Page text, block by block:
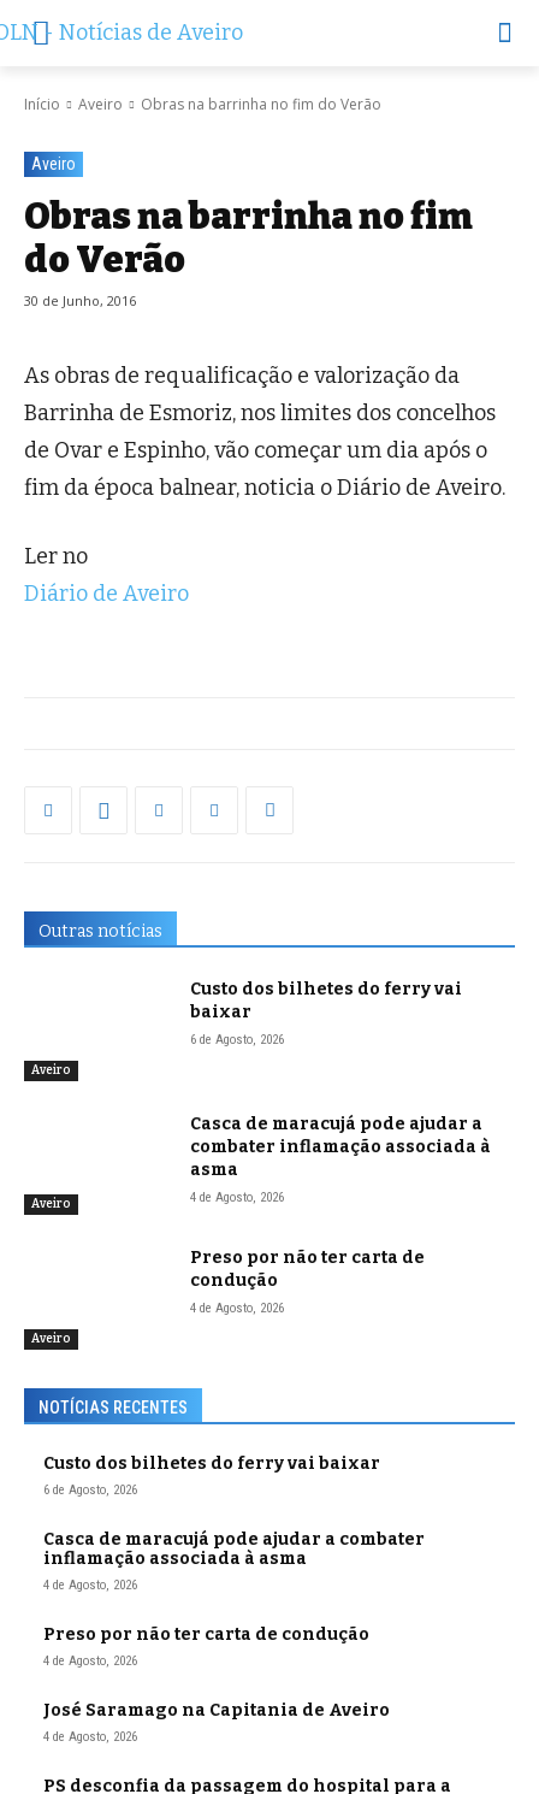
Início Aveiro Obras na barrinha no fim do Verão
Aveiro
Obras na barrinha no fim
do Verão
30 de Junho, 2016
As obras de requalificação e valorização da
Barrinha de Esmoriz, nos limites dos concelhos
de Ovar e Espinho, vão começar um dia após o
fim da época balnear, noticia o Diário de Aveiro.
Ler no
Diário de Aveiro
Outras notícias
Aveiro
Custo dos bilhetes do ferry vai
baixar
6 de Agosto, 2026
Aveiro
Casca de maracujá pode ajudar a
combater inflamação associada à
asma
4 de Agosto, 2026
Aveiro
Preso por não ter carta de
condução
4 de Agosto, 2026
NOTÍCIAS RECENTES
Custo dos bilhetes do ferry vai baixar
6 de Agosto, 2026
Casca de maracujá pode ajudar a combater
inflamação associada à asma
4 de Agosto, 2026
Preso por não ter carta de condução
4 de Agosto, 2026
José Saramago na Capitania de Aveiro
4 de Agosto, 2026
PS desconfia da passagem do hospital para a